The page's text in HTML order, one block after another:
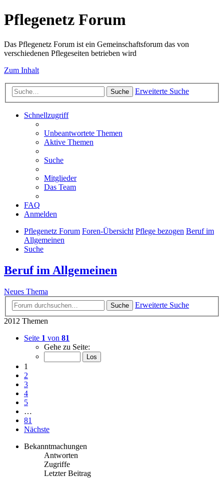
Pflegenetz Forum
Das Pflegenetz Forum ist ein Gemeinschaftsforum das von
verschiedenen Pflegeseiten betrieben wird
Zum Inhalt
Suche Erweiterte Suche
Schnellzugriff
Unbeantwortete Themen
Aktive Themen
Suche
Mitglieder
Das Team
FAQ
Anmelden
Pflegenetz Forum Foren-Übersicht Pflege bezogen Beruf im
Allgemeinen
Suche
Beruf im Allgemeinen
Neues Thema
Suche
Erweiterte Suche
2012 Themen
Seite 1 von 81
Gehe zu Seite:
1
2
3
4
5
…
81
Nächste
Bekanntmachungen
Antworten
Zugriffe
Letzter Beitrag